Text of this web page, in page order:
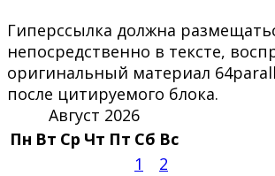
Гиперссылка должна
непосредственно в тексте,
оригинальный материал
после цитируемого блока.
Август 2026
Пн Вт Ср Чт Пт Сб Вс
1
2